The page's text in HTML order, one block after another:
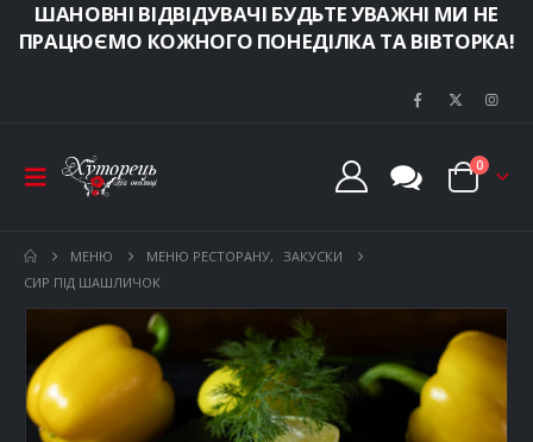
ШАНОВНІ ВІДВІДУВАЧІ БУДЬТЕ УВАЖНІ МИ НЕ
ПРАЦЮЄМО КОЖНОГО ПОНЕДІЛКА ТА ВІВТОРКА!
0
МЕНЮ МЕНЮ РЕСТОРАНУ,
ЗАКУСКИ
СИР ПІД ШАШЛИЧОК